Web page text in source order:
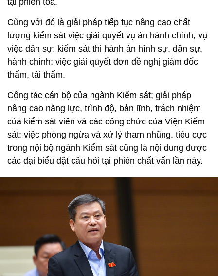
tại phiên tòa.
Cùng với đó là giải pháp tiếp tục nâng cao chất
lượng kiểm sát việc giải quyết vụ án hành chính, vụ
việc dân sự; kiểm sát thi hành án hình sự, dân sự,
hành chính; việc giải quyết đơn đề nghị giám đốc
thẩm, tái thẩm.
Công tác cán bộ của ngành Kiểm sát; giải pháp
nâng cao năng lực, trình độ, bản lĩnh, trách nhiệm
của kiểm sát viên và các công chức của Viện Kiểm
sát; việc phòng ngừa và xử lý tham nhũng, tiêu cực
trong nội bộ ngành Kiểm sát cũng là nội dung được
các đại biểu đặt câu hỏi tại phiên chất vấn lần này.